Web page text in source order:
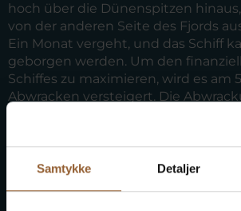
Samtykke Detaljer
hoch über die Dünenspitzen
von der anderen Seite des Fjords
Ein Monat vergeht, und das Schiff
geborgen werden. Um den
Schiffes zu maximieren, wird es am
Abwracken versteigert. Die
bis zum Frühjahr hin. Nur der
Man beschließt, die Naturgewalten
auf einen Sturm zu warten, der das
Hälften teilt. Der Sturm kommt